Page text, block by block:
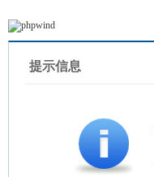
提示信息